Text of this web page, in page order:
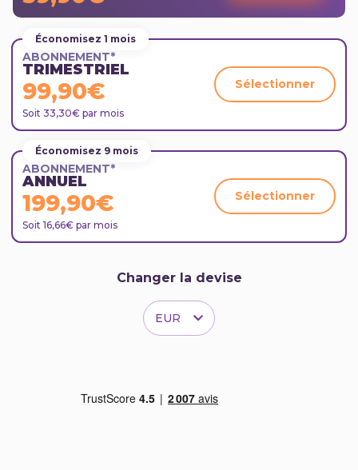
Économisez 1 mois
ABONNEMENT*
TRIMESTRIEL
99,90€
Soit 33,30€ par mois
Sélectionner
Économisez 9 mois
ABONNEMENT*
ANNUEL
199,90€
Soit 16,66€ par mois
Sélectionner
Changer la devise
EUR